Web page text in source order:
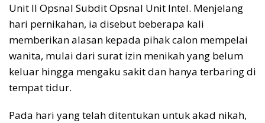
Unit II Opsnal Subdit Opsnal Unit Intel. Menjelang
hari pernikahan, ia disebut beberapa kali
memberikan alasan kepada pihak calon mempelai
wanita, mulai dari surat izin menikah yang belum
keluar hingga mengaku sakit dan hanya terbaring di
tempat tidur.
Pada hari yang telah ditentukan untuk akad nikah,